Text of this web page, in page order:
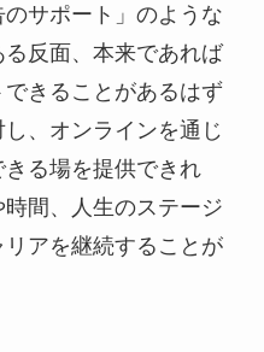
サポート」のような
反面、本来であれば
きることがあるはず
、オンラインを通じ
る場を提供できれ
間、人生のステージ
アを継続することが